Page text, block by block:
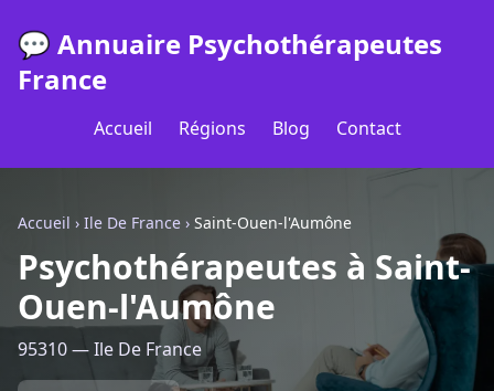
💬 Annuaire Psychothérapeutes
France
Accueil Régions Blog Contact
Accueil › Ile De France › Saint-Ouen-l'Aumône
Psychothérapeutes à Saint-
Ouen-l'Aumône
95310 — Ile De France